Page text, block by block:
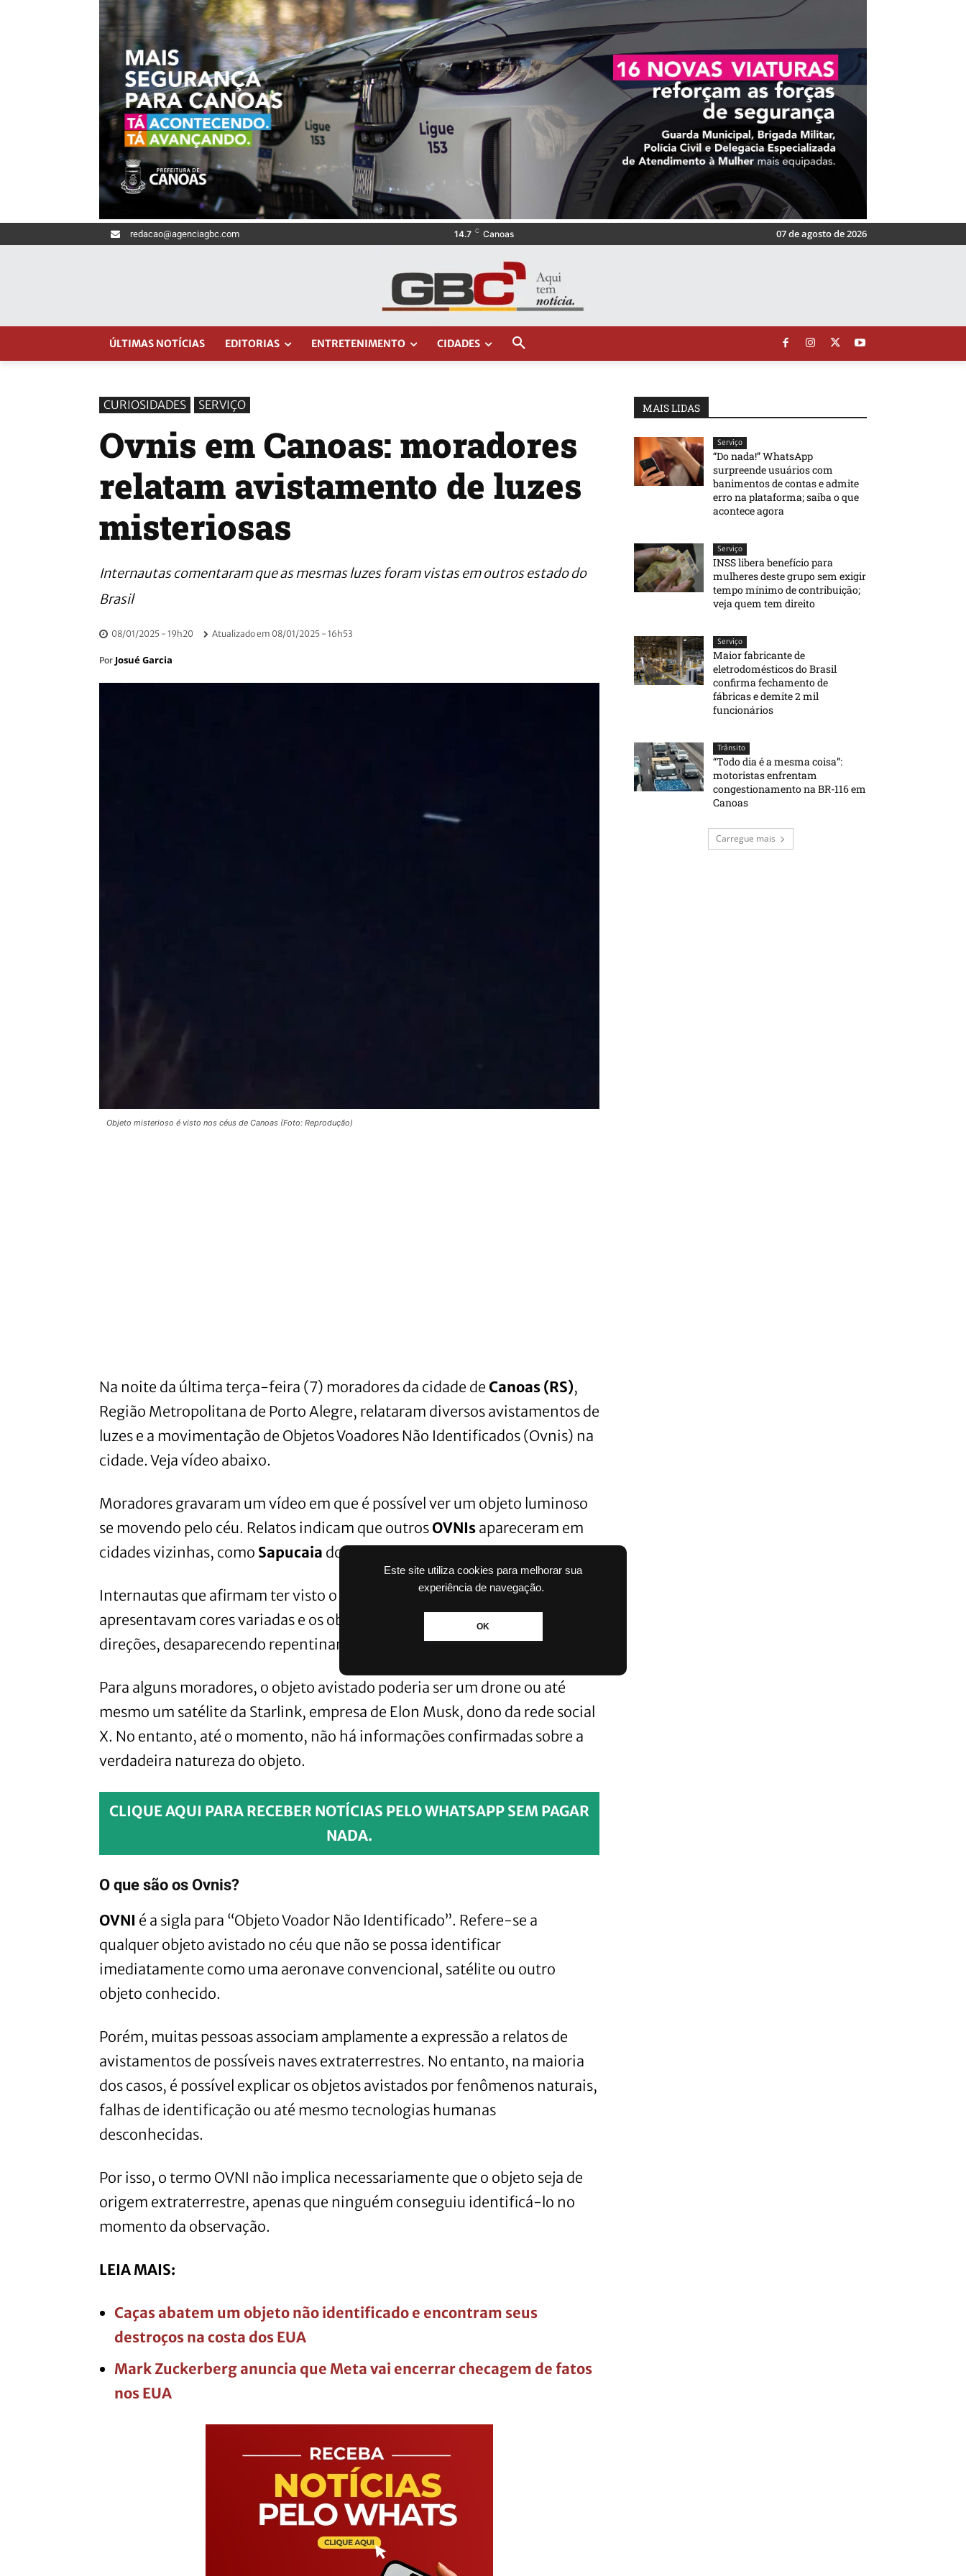
Este site utiliza cookies para melhorar sua
experiência de navegação.
OK
redacao@agenciagbc.com 14.7 C Canoas 07 de agosto de 2026
ÚLTIMAS NOTÍCIAS EDITORIAS ENTRETENIMENTO CIDADES
CURIOSIDADES SERVIÇO
Ovnis em Canoas: moradores
relatam avistamento de luzes
misteriosas
Internautas comentaram que as mesmas luzes foram vistas em outros estado do
Brasil
08/01/2025 - 19h20 Atualizado em 08/01/2025 - 16h53
Por Josué Garcia
Objeto misterioso é visto nos céus de Canoas (Foto: Reprodução)
Na noite da última terça-feira (7) moradores da cidade de Canoas (RS),
Região Metropolitana de Porto Alegre, relataram diversos avistamentos de
luzes e a movimentação de Objetos Voadores Não Identificados (Ovnis) na
cidade. Veja vídeo abaixo.
Moradores gravaram um vídeo em que é possível ver um objeto luminoso
se movendo pelo céu. Relatos indicam que outros OVNIs apareceram em
cidades vizinhas, como Sapucaia do
Internautas que afirmam ter visto o fenômeno dizem que as luzes
apresentavam cores variadas e os objetos se deslocavam em várias
direções, desaparecendo repentinamente.
Para alguns moradores, o objeto avistado poderia ser um drone ou até
mesmo um satélite da Starlink, empresa de Elon Musk, dono da rede social
X. No entanto, até o momento, não há informações confirmadas sobre a
verdadeira natureza do objeto.
CLIQUE AQUI PARA RECEBER NOTÍCIAS PELO WHATSAPP SEM PAGAR
NADA.
O que são os Ovnis?
OVNI é a sigla para “Objeto Voador Não Identificado”. Refere-se a
qualquer objeto avistado no céu que não se possa identificar
imediatamente como uma aeronave convencional, satélite ou outro
objeto conhecido.
Porém, muitas pessoas associam amplamente a expressão a relatos de
avistamentos de possíveis naves extraterrestres. No entanto, na maioria
dos casos, é possível explicar os objetos avistados por fenômenos naturais,
falhas de identificação ou até mesmo tecnologias humanas
desconhecidas.
Por isso, o termo OVNI não implica necessariamente que o objeto seja de
origem extraterrestre, apenas que ninguém conseguiu identificá-lo no
momento da observação.
LEIA MAIS:
Caças abatem um objeto não identificado e encontram seus
destroços na costa dos EUA
Mark Zuckerberg anuncia que Meta vai encerrar checagem de fatos
nos EUA
MAIS LIDAS
Serviço
“Do nada!” WhatsApp
surpreende usuários com
banimentos de contas e admite
erro na plataforma; saiba o que
acontece agora
Serviço
INSS libera benefício para
mulheres deste grupo sem exigir
tempo mínimo de contribuição;
veja quem tem direito
Serviço
Maior fabricante de
eletrodomésticos do Brasil
confirma fechamento de
fábricas e demite 2 mil
funcionários
Trânsito
“Todo dia é a mesma coisa”:
motoristas enfrentam
congestionamento na BR-116 em
Canoas
Carregue mais